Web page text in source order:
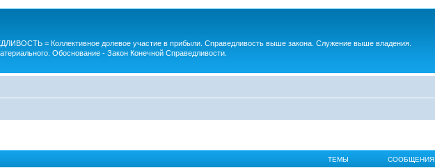
= Коллективное долевое участие в прибыли. Справедливость выше закона. Служение выше владения.
Обоснование - Закон Конечной Справедливости.
ТЕМЫ СООБЩЕНИЯ